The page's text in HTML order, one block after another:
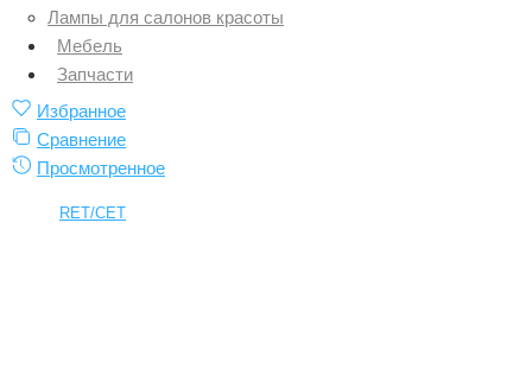
Лампы для салонов красоты
Мебель
Запчасти
Избранное
Сравнение
Просмотренное
RET/CET